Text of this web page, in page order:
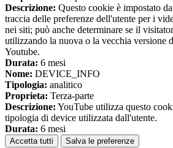
Descrizione: Questo cookie è impostato
traccia delle preferenze dell'utente per i
nei siti; può anche determinare se il
utilizzando la nuova o la vecchia versione
Youtube.
Durata: 6 mesi
Nome: DEVICE_INFO
Tipologia: analitico
Proprieta: Terza-parte
Descrizione: YouTube utilizza questo
tipologia di device utilizzata dall'utente.
Durata: 6 mesi
Accetta tutti Salva le preferenze